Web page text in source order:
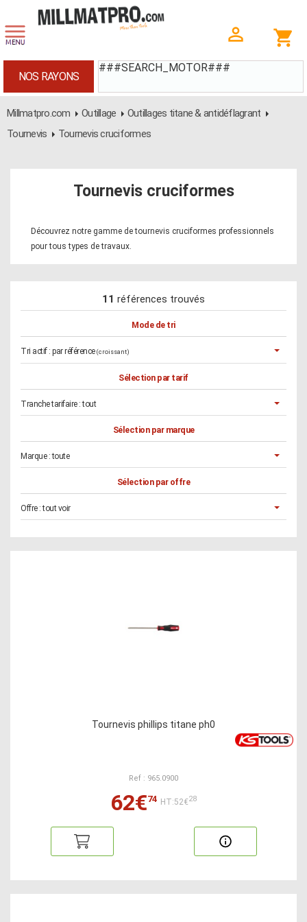
###SEARCH_MOTOR###
NOS RAYONS
Millmatpro.com Outillage
Outillages titane & antidéflagrant
Tournevis
Tournevis cruciformes
Tournevis cruciformes
Découvrez notre gamme de tournevis cruciformes professionnels
pour tous types de travaux.
11 références trouvés
Mode de tri
Tri actif : par référence (croissant)
Sélection par tarif
Tranche tarifaire :tout
Sélection par marque
Marque :toute
Sélection par offre
Offre :tout voir
Tournevis phillips titane ph0
Ref : 965.0900
62€74 HT:52€28